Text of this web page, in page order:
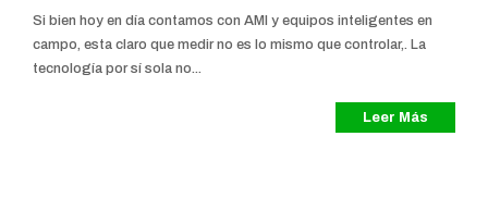
Si bien hoy en día contamos con AMI y equipos inteligentes en
campo, esta claro que medir no es lo mismo que controlar,. La
tecnología por sí sola no...
Leer Más